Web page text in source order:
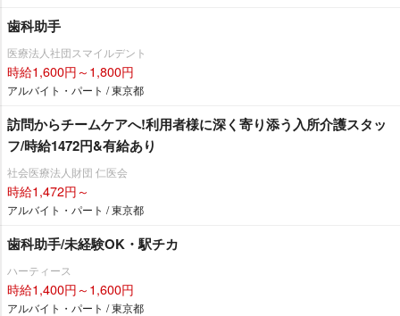
歯科助手
医療法人社団スマイルデント
時給1,600円～1,800円
アルバイト・パート / 東京都
訪問からチームケアへ!利用者様に深く寄り添う入所介護スタッ
フ/時給1472円&有給あり
社会医療法人財団 仁医会
時給1,472円～
アルバイト・パート / 東京都
歯科助手/未経験OK・駅チカ
ハーティース
時給1,400円～1,600円
アルバイト・パート / 東京都